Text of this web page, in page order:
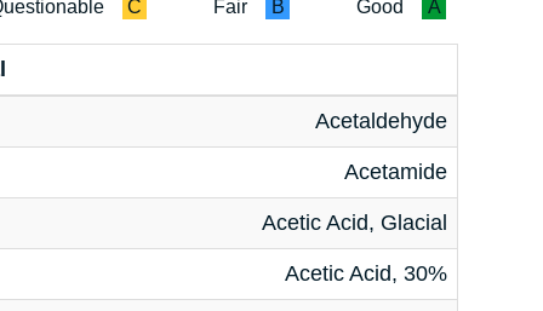
A
Good
B
Fair
C
Acetaldehyde
Acetamide
Acetic Acid, Glacial
Acetic Acid, 30%